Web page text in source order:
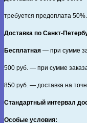
требуется предоплата 50%.
Доставка по
Бесплатная — при сумме
500 руб. — при сумме
850 руб. — доставка на
Стандартный интервал
Особые условия: